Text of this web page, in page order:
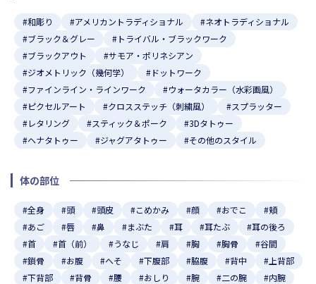
#和彫り #アメリカントラディショナル
#ネオトラディショナル
#ブラック＆グレー
#トライバル・ブラックワーク
#ブラックアウト
#サモア・ポリネシアン
#ジオメトリック（幾何学）
#ドットワーク
#ファインライン・ラインワーク
#ウォータカラー（水彩画風）
#ピクセルアート
#クロスステッチ（刺繍風）
#スプラッター
#レタリング
#スティック＆ポーク
#3Dタトゥー
#ヘナタトゥー
#ジャグアタトゥー #その他のスタイル
体の部位
#全身 #頭 #頭皮 #こめかみ #顔 #おでこ
#頬
#あご
#唇 #鼻 #まぶた #耳 #耳たぶ
#耳の後ろ
#首
#首（前） #うなじ #肩 #胸 #胸骨
#谷間
#鎖骨
#お腹 #へそ #下腹部 #脇腹 #背中
#上背部
#下背部
#背骨 #腰 #おしり #腕 #二の腕
#内腕